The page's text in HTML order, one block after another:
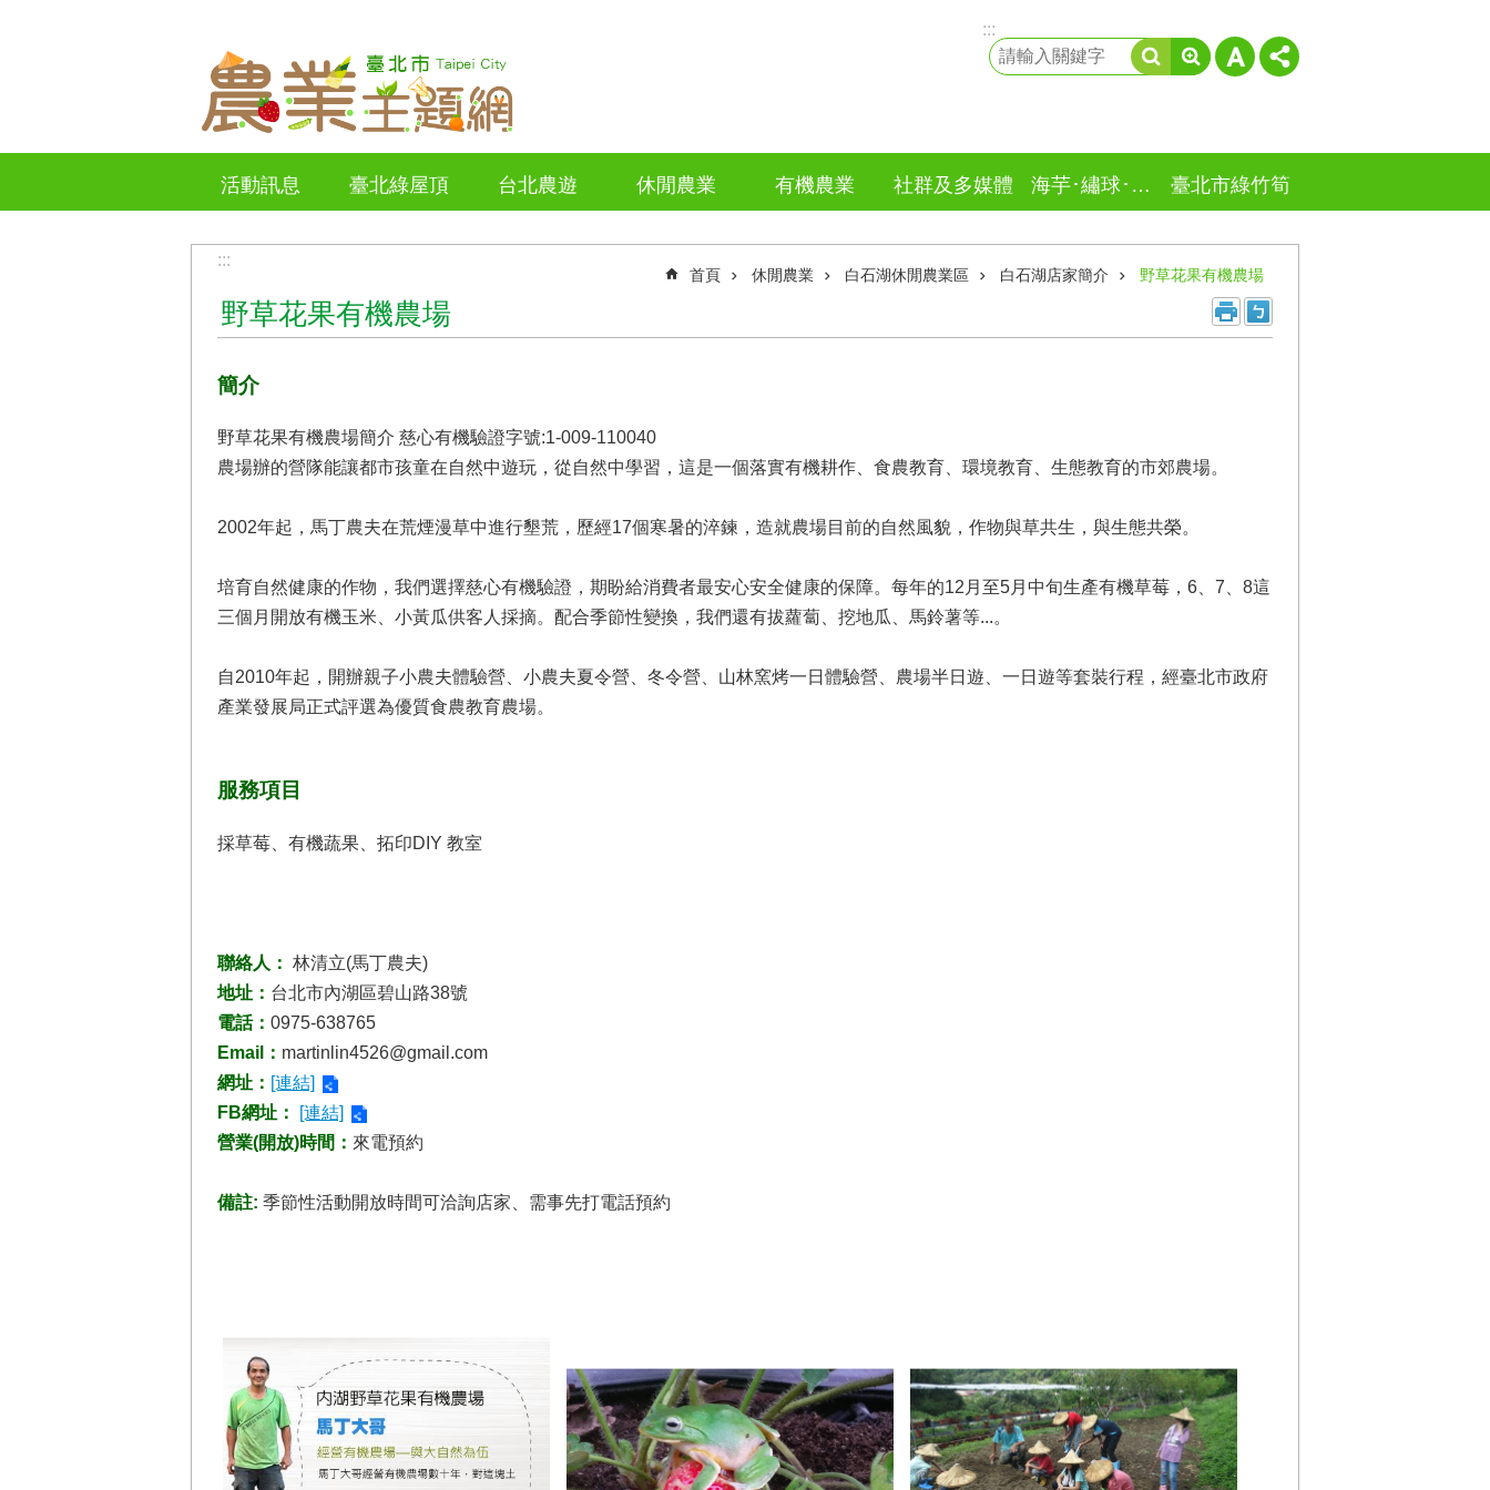
:::
活動訊息 臺北綠屋頂 台北農遊 休閒農業 有機農業 社群及多媒體 海芋･繡球･竹子湖 臺北市綠竹筍
:::
首頁 休閒農業 白石湖休閒農業區 白石湖店家簡介 野草花果有機農場
野草花果有機農場
簡介
野草花果有機農場簡介 慈心有機驗證字號:1-009-110040
農場辦的營隊能讓都市孩童在自然中遊玩，從自然中學習，這是一個落實有機耕作、食農教育、環境教育、生態教育的市郊農場。
2002年起，馬丁農夫在荒煙漫草中進行墾荒，歷經17個寒暑的淬鍊，造就農場目前的自然風貌，作物與草共生，與生態共榮。
培育自然健康的作物，我們選擇慈心有機驗證，期盼給消費者最安心安全健康的保障。每年的12月至5月中旬生產有機草莓，6、7、8這
三個月開放有機玉米、小黃瓜供客人採摘。配合季節性變換，我們還有拔蘿蔔、挖地瓜、馬鈴薯等...。
自2010年起，開辦親子小農夫體驗營、小農夫夏令營、冬令營、山林窯烤一日體驗營、農場半日遊、一日遊等套裝行程，經臺北市政府
產業發展局正式評選為優質食農教育農場。
服務項目
採草莓、有機蔬果、拓印DIY 教室
聯絡人： 林清立(馬丁農夫)
地址： 台北市內湖區碧山路38號
電話： 0975-638765
Email： martinlin4526@gmail.com
網址： [連結]
FB網址：
[連結]
營業(開放)時間： 來電預約
備註: 季節性活動開放時間可洽詢店家、需事先打電話預約